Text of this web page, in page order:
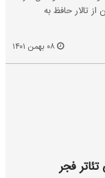
تالار حافظ به
فجر